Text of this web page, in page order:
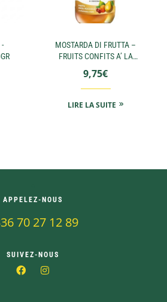
-
MOSTARDA DI FRUTTA –
FRUITS CONFITS A’ LA
250GR
9,75€
LIRE LA SUITE
APPELEZ-NOUS
70 27 12 89
SUIVEZ-NOUS